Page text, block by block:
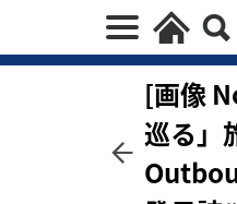
[画像
巡る」